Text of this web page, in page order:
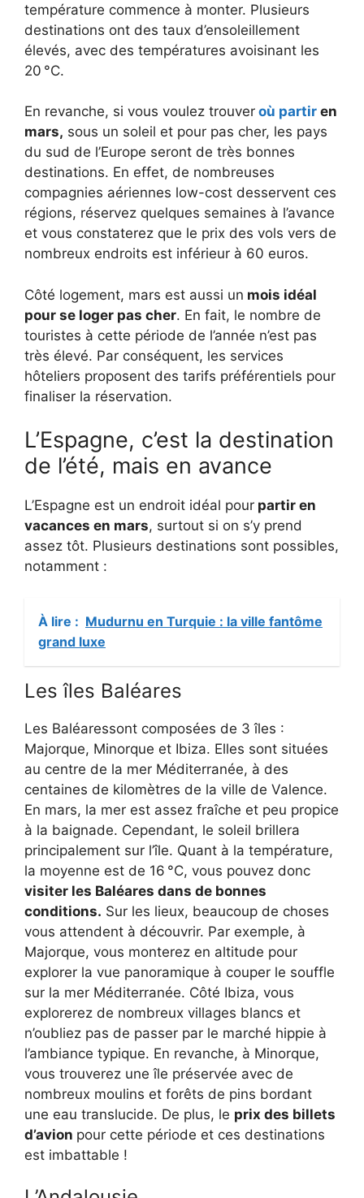
température commence à monter. Plusieurs
destinations ont des taux d’ensoleillement
élevés, avec des températures avoisinant les
20 °C.
En revanche, si vous voulez trouver où partir en
mars, sous un soleil et pour pas cher, les pays
du sud de l’Europe seront de très bonnes
destinations. En effet, de nombreuses
compagnies aériennes low-cost desservent ces
régions, réservez quelques semaines à l’avance
et vous constaterez que le prix des vols vers de
nombreux endroits est inférieur à 60 euros.
Côté logement, mars est aussi un mois idéal
pour se loger pas cher. En fait, le nombre de
touristes à cette période de l’année n’est pas
très élevé. Par conséquent, les services
hôteliers proposent des tarifs préférentiels pour
finaliser la réservation.
L’Espagne, c’est la destination
de l’été, mais en avance
L’Espagne est un endroit idéal pour partir en
vacances en mars, surtout si on s’y prend
assez tôt. Plusieurs destinations sont possibles,
notamment :
À lire : Mudurnu en Turquie : la ville fantôme
grand luxe
Les îles Baléares
Les Baléaressont composées de 3 îles :
Majorque, Minorque et Ibiza. Elles sont situées
au centre de la mer Méditerranée, à des
centaines de kilomètres de la ville de Valence.
En mars, la mer est assez fraîche et peu propice
à la baignade. Cependant, le soleil brillera
principalement sur l’île. Quant à la température,
la moyenne est de 16 °C, vous pouvez donc
visiter les Baléares dans de bonnes
conditions. Sur les lieux, beaucoup de choses
vous attendent à découvrir. Par exemple, à
Majorque, vous monterez en altitude pour
explorer la vue panoramique à couper le souffle
sur la mer Méditerranée. Côté Ibiza, vous
explorerez de nombreux villages blancs et
n’oubliez pas de passer par le marché hippie à
l’ambiance typique. En revanche, à Minorque,
vous trouverez une île préservée avec de
nombreux moulins et forêts de pins bordant
une eau translucide. De plus, le prix des billets
d’avion pour cette période et ces destinations
est imbattable !